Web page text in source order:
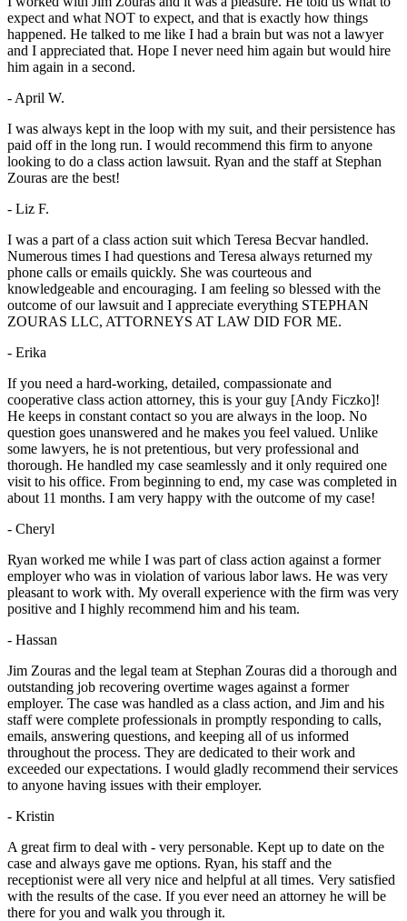
expect and what NOT to expect, and that is exactly how things
happened. He talked to me like I had a brain but was not a lawyer
and I appreciated that. Hope I never need him again but would hire
him again in a second.
- April W.
I was always kept in the loop with my suit, and their persistence has
paid off in the long run. I would recommend this firm to anyone
looking to do a class action lawsuit. Ryan and the staff at Stephan
Zouras are the best!
- Liz F.
I was a part of a class action suit which Teresa Becvar handled.
Numerous times I had questions and Teresa always returned my
phone calls or emails quickly. She was courteous and
knowledgeable and encouraging. I am feeling so blessed with the
outcome of our lawsuit and I appreciate everything STEPHAN
ZOURAS LLC, ATTORNEYS AT LAW DID FOR ME.
- Erika
If you need a hard-working, detailed, compassionate and
cooperative class action attorney, this is your guy [Andy Ficzko]!
He keeps in constant contact so you are always in the loop. No
question goes unanswered and he makes you feel valued. Unlike
some lawyers, he is not pretentious, but very professional and
thorough. He handled my case seamlessly and it only required one
visit to his office. From beginning to end, my case was completed in
about 11 months. I am very happy with the outcome of my case!
- Cheryl
Ryan worked me while I was part of class action against a former
employer who was in violation of various labor laws. He was very
pleasant to work with. My overall experience with the firm was very
positive and I highly recommend him and his team.
- Hassan
Jim Zouras and the legal team at Stephan Zouras did a thorough and
outstanding job recovering overtime wages against a former
employer. The case was handled as a class action, and Jim and his
staff were complete professionals in promptly responding to calls,
emails, answering questions, and keeping all of us informed
throughout the process. They are dedicated to their work and
exceeded our expectations. I would gladly recommend their services
to anyone having issues with their employer.
- Kristin
A great firm to deal with - very personable. Kept up to date on the
case and always gave me options. Ryan, his staff and the
receptionist were all very nice and helpful at all times. Very satisfied
with the results of the case. If you ever need an attorney he will be
there for you and walk you through it.